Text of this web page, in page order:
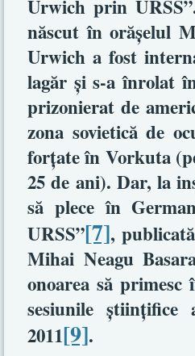
Urwich prin
născut în orăşelul
Urwich a fost
lagăr şi s-a înrolat
prizonierat de
zona sovietică de
forţate în Vorkuta
25 de ani). Dar, la
să plece în
URSS”[7],
Mihai Neagu
onoarea să
sesiunile
2011[9].